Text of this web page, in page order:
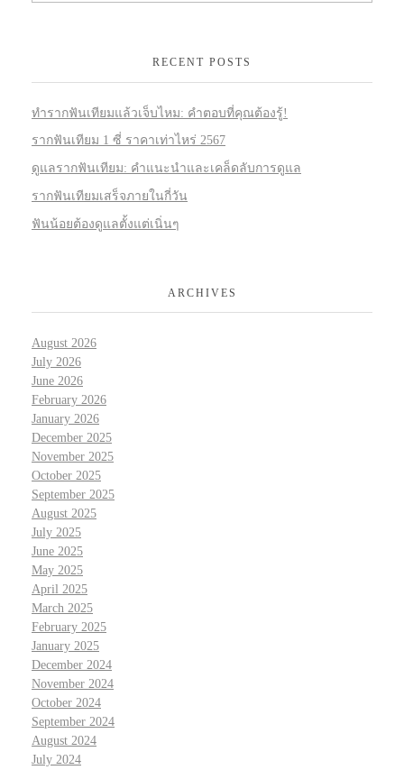
RECENT POSTS
ทำรากฟันเทียมแล้วเจ็บไหม: คำตอบที่คุณต้องรู้!
รากฟันเทียม 1 ซี่ ราคาเท่าไหร่ 2567
ดูแลรากฟันเทียม: คำแนะนำและเคล็ดลับการดูแล
รากฟันเทียมเสร็จภายในกี่วัน
ฟันน้อยต้องดูแลตั้งแต่เนิ่นๆ
ARCHIVES
August 2026
July 2026
June 2026
February 2026
January 2026
December 2025
November 2025
October 2025
September 2025
August 2025
July 2025
June 2025
May 2025
April 2025
March 2025
February 2025
January 2025
December 2024
November 2024
October 2024
September 2024
August 2024
July 2024